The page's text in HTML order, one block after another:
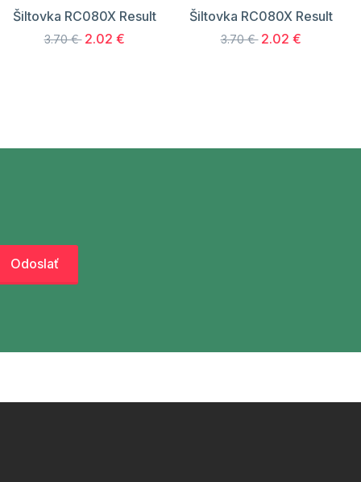
Šiltovka RC080X Result
3.70 € 2.02 €
Šiltovka RC080X Result
3.70 € 2.02 €